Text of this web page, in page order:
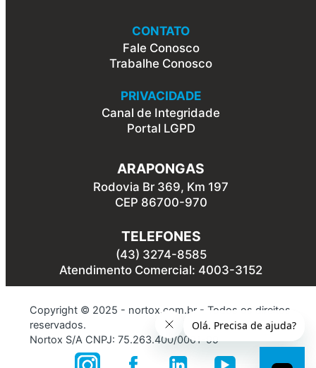
CONTATO
Fale Conosco
Trabalhe Conosco
PRIVACIDADE
Canal de Integridade
Portal LGPD
ARAPONGAS
Rodovia Br 369, Km 197
CEP 86700-970
TELEFONES
(43) 3274-8585
Atendimento Comercial: 4003-3152
Copyright © 2025 - nortox.com.br - Todos os direitos
reservados.
Nortox S/A CNPJ: 75.263.400/0001-99